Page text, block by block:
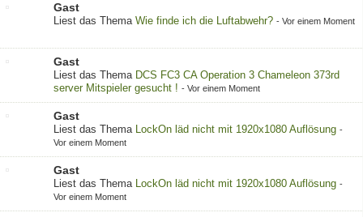
Gast
Liest das Thema Wie finde ich die Luftabwehr? - Vor einem Moment
Gast
Liest das Thema DCS FC3 CA Operation 3 Chameleon 373rd
server Mitspieler gesucht ! - Vor einem Moment
Gast
Liest das Thema LockOn läd nicht mit 1920x1080 Auflösung -
Vor einem Moment
Gast
Liest das Thema LockOn läd nicht mit 1920x1080 Auflösung -
Vor einem Moment